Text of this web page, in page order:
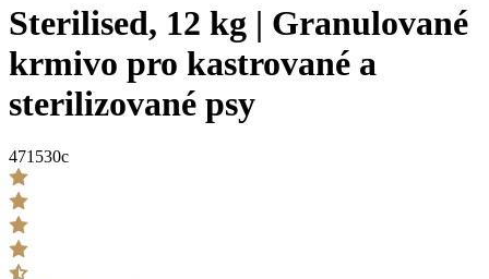
Sterilised, 12 kg | Granulované
krmivo pro kastrované a
sterilizované psy
471530c